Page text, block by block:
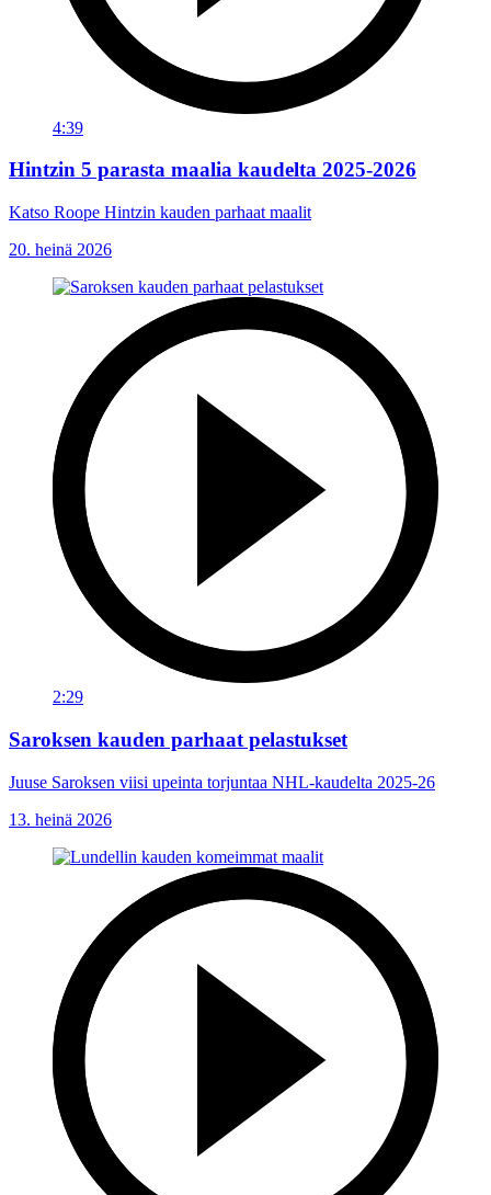
4:39
Hintzin 5 parasta maalia kaudelta 2025-2026
Katso Roope Hintzin kauden parhaat maalit
20. heinä 2026
2:29
Saroksen kauden parhaat pelastukset
Juuse Saroksen viisi upeinta torjuntaa NHL-kaudelta 2025-26
13. heinä 2026